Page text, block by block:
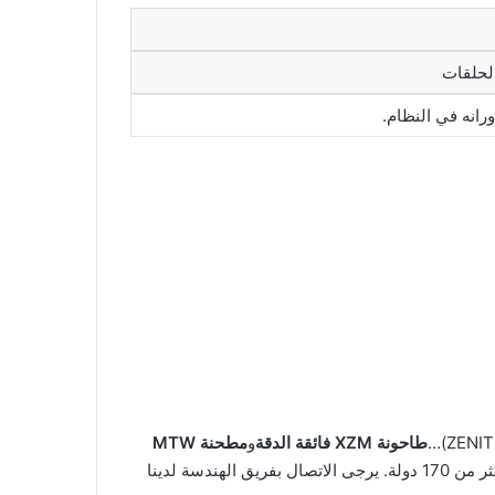
في النظام.
طاحونة XZM فائقة الدقة و
مطحنة MTW
تمثّل هذه الحلول قمة تقنيات معالجة المساحيق، وتحظى بدعم من شبكة خدماتنا العالمية التي تغطي أكثر من 170 دولة. يرجى الاتصال بفريق الهندسة لدينا